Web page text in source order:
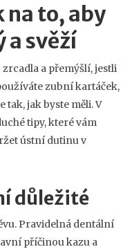
na to, aby
a svěží
zrcadla a přemýšlí, jestli
zubní kartáček,
tak, jak byste měli. V
tipy, které vám
ústní dutinu v
důležité
Pravidelná dentální
příčinou kazu a